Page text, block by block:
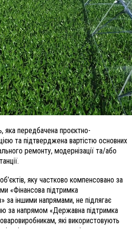
яка передбачена проєктно-
та підтверджена вартістю основних
ремонту, модернізації та/або
яку частково компенсовано за
«Фінансова підтримка
за іншими напрямами, не підлягає
за напрямом «Державна підтримка
які використовують